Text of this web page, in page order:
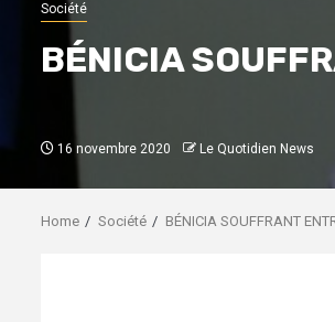
Société
BÉNICIA
16 novembre 2020 Le Quotidien News
Home Société BÉNICIA SOUFFRANT